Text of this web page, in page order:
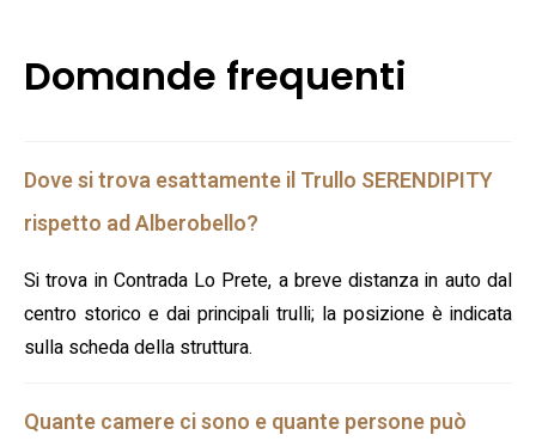
Domande frequenti
Dove si trova esattamente il Trullo SERENDIPITY
rispetto ad Alberobello?
Si trova in Contrada Lo Prete, a breve distanza in auto dal
centro storico e dai principali trulli; la posizione è indicata
sulla scheda della struttura.
Quante camere ci sono e quante persone può